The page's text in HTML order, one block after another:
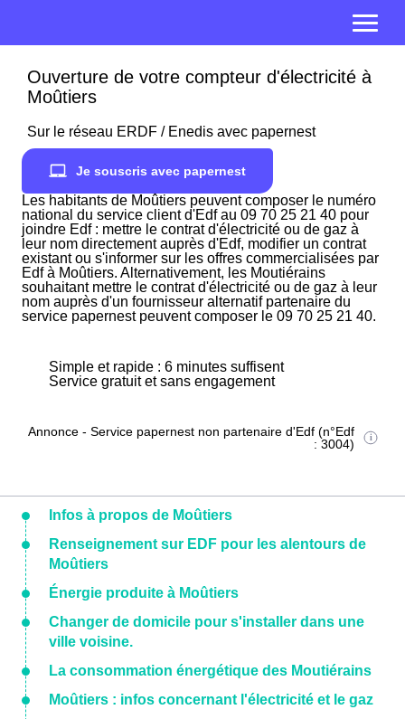
Ouverture de votre compteur d'électricité à
Moûtiers
Sur le réseau ERDF / Enedis avec papernest
Je souscris avec papernest
Les habitants de Moûtiers peuvent composer le numéro
national du service client d'Edf au 09 70 25 21 40 pour
joindre Edf : mettre le contrat d'électricité ou de gaz à
leur nom directement auprès d'Edf, modifier un contrat
existant ou s'informer sur les offres commercialisées par
Edf à Moûtiers. Alternativement, les Moutiérains
souhaitant mettre le contrat d'électricité ou de gaz à leur
nom auprès d'un fournisseur alternatif partenaire du
service papernest peuvent composer le 09 70 25 21 40.
Simple et rapide : 6 minutes suffisent
Service gratuit et sans engagement
Annonce - Service papernest non partenaire d'Edf (n°Edf
: 3004)
Infos à propos de Moûtiers
Renseignement sur EDF pour les alentours de
Moûtiers
Énergie produite à Moûtiers
Changer de domicile pour s'installer dans une
ville voisine.
La consommation énergétique des Moutiérains
Moûtiers : infos concernant l'électricité et le gaz